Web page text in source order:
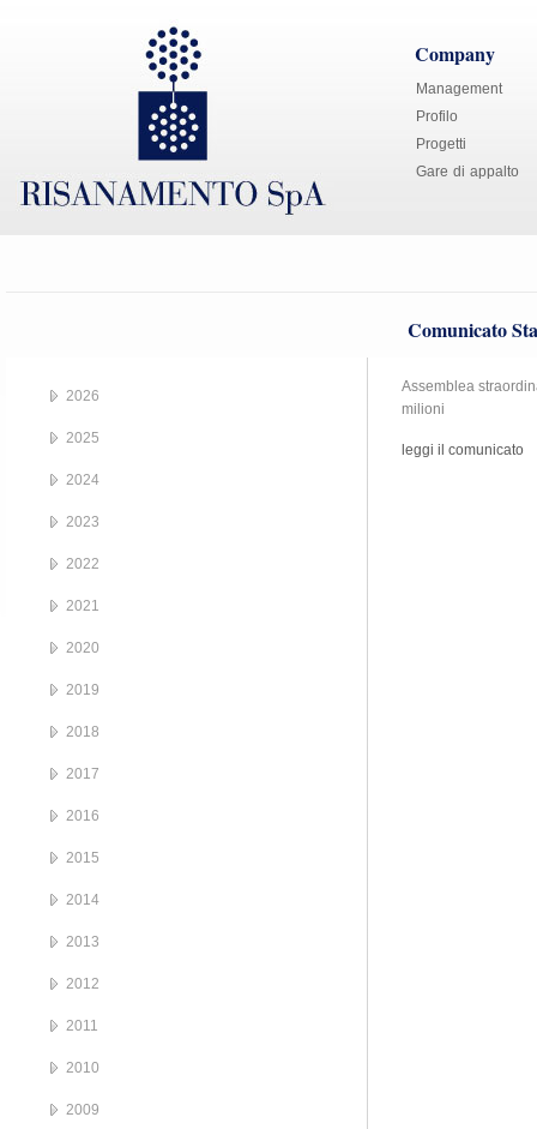
Company
Management
Profilo
Progetti
Gare di appalto
Comunicato
Assemblea
milioni
leggi il comunicato
2026
2025
2024
2023
2022
2021
2020
2019
2018
2017
2016
2015
2014
2013
2012
2011
2010
2009